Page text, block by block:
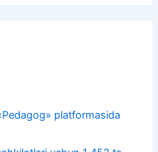
platformasida